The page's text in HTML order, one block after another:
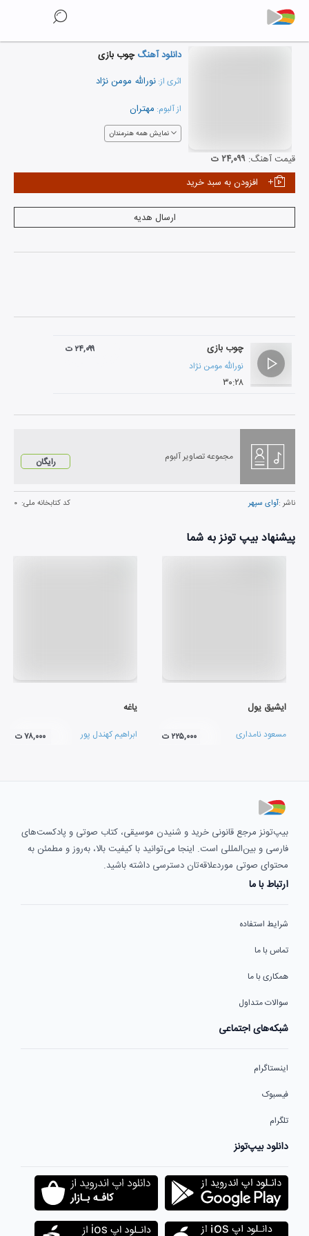
دانلود آهنگچوب بازی
اثری از: نورالله مومن نژاد
از آلبوم: مهتران
نمایش همه هنرمندان
قیمت آهنگ: ۲۴,۰۹۹ ت
افزودن به سبد خرید
ارسال هدیه
چوب بازی
نورالله مومن نژاد
۳۰:۲۸
۲۴,۰۹۹ ت
مجموعه تصاویر آلبوم رایگان
ناشر :آوای سپهر کد کتابخانه ملی: ۰
پیشنهاد بیپ تونز به شما
ایشیق یول
مسعود نامداری ۲۲۵,۰۰۰ ت
یاغه
ابراهیم کهندل پور ۷۸,۰۰۰ ت
بیپ‌تونز مرجع قانونی خرید و شنیدن موسیقی، کتاب صوتی و پادکست‌های
فارسی و بین‌المللی است. اینجا می‌توانید با کیفیت بالا، به‌روز و مطمئن به
محتوای صوتی موردعلاقه‌تان دسترسی داشته باشید.
ارتباط با ما
شرایط استفاده
تماس با ما
همکاری با ما
سوالات متداول
شبکه‌های اجتماعی
اینستاگرام
فیسبوک
تلگرام
دانلود بیپ‌تونز